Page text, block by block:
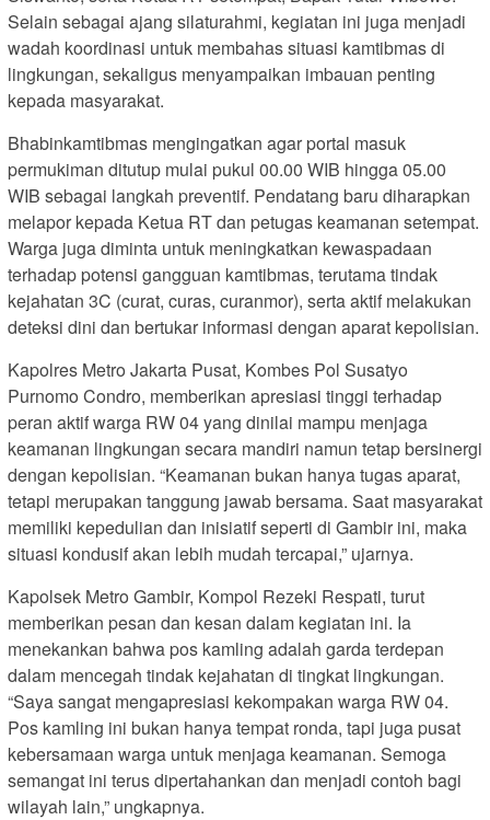
Selain sebagai ajang silaturahmi, kegiatan ini juga menjadi
wadah koordinasi untuk membahas situasi kamtibmas di
lingkungan, sekaligus menyampaikan imbauan penting
kepada masyarakat.
Bhabinkamtibmas mengingatkan agar portal masuk
permukiman ditutup mulai pukul 00.00 WIB hingga 05.00
WIB sebagai langkah preventif. Pendatang baru diharapkan
melapor kepada Ketua RT dan petugas keamanan setempat.
Warga juga diminta untuk meningkatkan kewaspadaan
terhadap potensi gangguan kamtibmas, terutama tindak
kejahatan 3C (curat, curas, curanmor), serta aktif melakukan
deteksi dini dan bertukar informasi dengan aparat kepolisian.
Kapolres Metro Jakarta Pusat, Kombes Pol Susatyo
Purnomo Condro, memberikan apresiasi tinggi terhadap
peran aktif warga RW 04 yang dinilai mampu menjaga
keamanan lingkungan secara mandiri namun tetap bersinergi
dengan kepolisian. “Keamanan bukan hanya tugas aparat,
tetapi merupakan tanggung jawab bersama. Saat masyarakat
memiliki kepedulian dan inisiatif seperti di Gambir ini, maka
situasi kondusif akan lebih mudah tercapai,” ujarnya.
Kapolsek Metro Gambir, Kompol Rezeki Respati, turut
memberikan pesan dan kesan dalam kegiatan ini. Ia
menekankan bahwa pos kamling adalah garda terdepan
dalam mencegah tindak kejahatan di tingkat lingkungan.
“Saya sangat mengapresiasi kekompakan warga RW 04.
Pos kamling ini bukan hanya tempat ronda, tapi juga pusat
kebersamaan warga untuk menjaga keamanan. Semoga
semangat ini terus dipertahankan dan menjadi contoh bagi
wilayah lain,” ungkapnya.